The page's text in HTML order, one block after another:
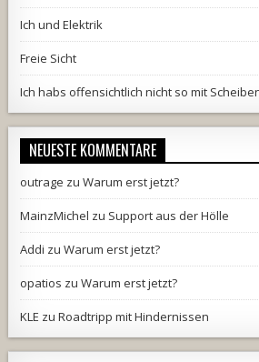
Ich und Elektrik
Freie Sicht
Ich habs offensichtlich nicht so mit
NEUESTE KOMMENTARE
outrage zuWarum erst jetzt?
MainzMichel zu Support aus der Hölle
Addi zuWarum erst jetzt?
opatios zuWarum erst jetzt?
KLE zuRoadtripp mit Hindernissen